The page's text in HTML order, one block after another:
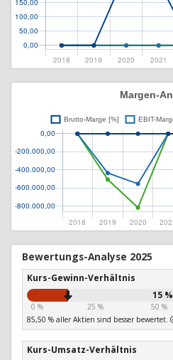
Bewertungs-Analyse 2025
Kurs-Gewinn-Verhältnis
15 %
0 % 25 % 50 %
85,50 % aller Aktien sind besser bewertet.
Kurs-Umsatz-Verhältnis